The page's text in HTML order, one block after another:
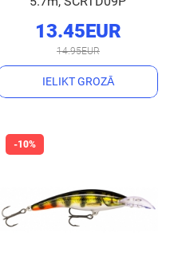
13.45EUR
14.95EUR
IELIKT GROZĀ